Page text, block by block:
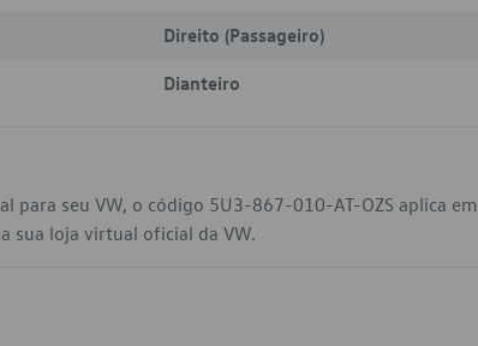
Direito (Passageiro)
Dianteiro
para seu VW, o código 5U3-867-010-AT-OZS aplica em
sua loja virtual oficial da VW.